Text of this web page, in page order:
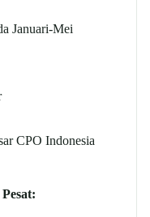
Januari-Mei
CPO Indonesia